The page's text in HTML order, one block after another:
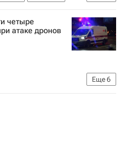
Германия
библиотека
четыре
атаке дронов
Еще6
на Украине